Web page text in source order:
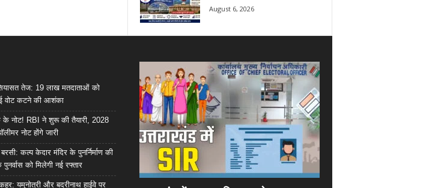
August 6, 2026
तेज: 19 लाख मतदाताओं को
वोट कटने की आशंका
के नोट! RBI ने शुरू की तैयारी, 2028
नोट होंगे जारी
कल्प केदार मंदिर के पुनर्निर्माण की
को मिलेगी नई रफ्तार
यमुनोत्री और बदरीनाथ हाईवे पर